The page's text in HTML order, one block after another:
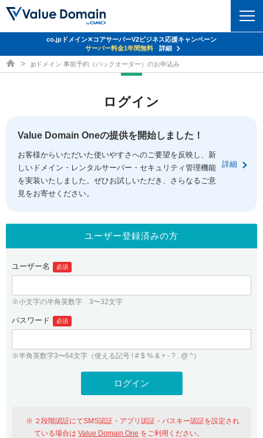
ドメイントップ
ドメイン移管
ドメイン価格一覧
ドメイン一括検索
.jpドメインオークション
gTLDオークション NEW!
.jpドメインバックオーダー
プレミアムドメイン
人気ドメインの種類
WHOIS検索
コアサーバー
バリューサーバー
XREA
セキュリティトップ
Value Domain ネットde診断
SSL証明書
サービストップ
お得意様割引
紹介制度
バリュードメインAPI
ドメイン・ホスティングOEM
facebook
ログイン
従来のバリュードメインをご利用希望の方
Value Domainにログイン
おすすめ One レンタルサーバーを含む最新の機能を使う方
ユーザー登録
co.jpドメイン✕コアサーバーV2ビジネス応援キャンペーン
サーバー料金1年間無料
詳細
ドメイン取得ならバリュードメイン
.jpドメイン 事前予約（バックオーダー）のお申込み
ログイン
Value Domain Oneの提供を開始しました！
お客様からいただいた使いやすさへのご要望を反映し、新
しいドメイン・レンタルサーバー・セキュリティ管理機能
を実装いたしました。ぜひお試しいただき、さらなるご意
見をお寄せください。
詳細
ユーザー登録済みの方
ユーザー名 必須
※小文字の半角英数字 3〜32文字
パスワード 必須
※半角英数字3〜64文字（使える記号 ! # $ % & + - ? . @ ^）
２段階認証にてSMS認証・アプリ認証・パスキー認証を設定され
ている場合はValue Domain One をご利用ください。